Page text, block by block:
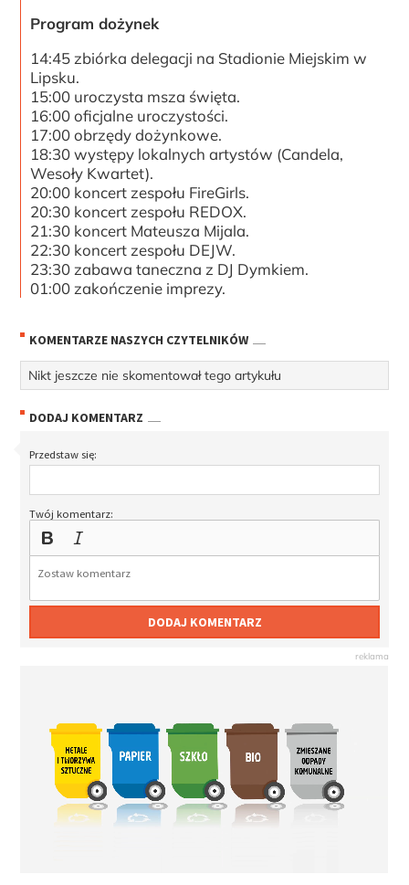
Program dożynek
14:45 zbiórka delegacji na Stadionie Miejskim w
Lipsku.
15:00 uroczysta msza święta.
16:00 oficjalne uroczystości.
17:00 obrzędy dożynkowe.
18:30 występy lokalnych artystów (Candela,
Wesoły Kwartet).
20:00 koncert zespołu FireGirls.
20:30 koncert zespołu REDOX.
21:30 koncert Mateusza Mijala.
22:30 koncert zespołu DEJW.
23:30 zabawa taneczna z DJ Dymkiem.
01:00 zakończenie imprezy.
KOMENTARZE NASZYCH CZYTELNIKÓW
Nikt jeszcze nie skomentował tego artykułu
DODAJ KOMENTARZ
Przedstaw się:
Twój komentarz:
DODAJ KOMENTARZ